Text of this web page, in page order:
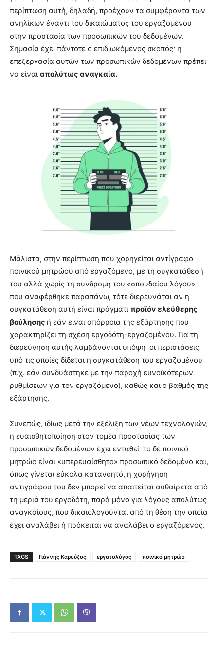
περίπτωση αυτή, δηλαδή, προέχουν τα συμφέροντα των
ανηλίκων έναντι του δικαιώματος του εργαζομένου
στην προστασία των προσωπικών του δεδομένων.
Σημασία έχει πάντοτε ο επιδιωκόμενος σκοπός· η
επεξεργασία αυτών των προσωπικών δεδομένων πρέπει
να είναι απολύτως αναγκαία.
Μάλιστα, στην περίπτωση που χορηγείται αντίγραφο
ποινικού μητρώου από εργαζόμενο, με τη συγκατάθεσή
του αλλά χωρίς τη συνδρομή του «σπουδαίου λόγου»
που αναφέρθηκε παραπάνω, τότε διερευνάται αν η
συγκατάθεση αυτή είναι πράγματι προϊόν ελεύθερης
βούλησης ή εάν είναι απόρροια της εξάρτησης που
χαρακτηρίζει τη σχέση εργοδότη-εργαζομένου. Για τη
διερεύνηση αυτής λαμβάνονται υπόψη οι περιστάσεις
υπό τις οποίες δίδεται η συγκατάθεση του εργαζομένου
(π.χ. εάν συνδυάστηκε με την παροχή ευνοϊκότερων
ρυθμίσεων για τον εργαζόμενο), καθώς και ο βαθμός της
εξάρτησης.
Συνεπώς, ιδίως μετά την εξέλιξη των νέων τεχνολογιών,
η ευαισθητοποίηση στον τομέα προστασίας των
προσωπικών δεδομένων έχει ενταθεί· το δε ποινικό
μητρώο είναι «υπερευαίσθητο» προσωπικό δεδομένο και,
όπως γίνεται εύκολα κατανοητό, η χορήγηση
αντιγράφου του δεν μπορεί να απαιτείται αυθαίρετα από
τη μεριά του εργοδότη, παρά μόνο για λόγους απολύτως
αναγκαίους, που δικαιολογούνται από τη θέση την οποία
έχει αναλάβει ή πρόκειται να αναλάβει ο εργαζόμενος.
TAGS Γιάννης Καρούζος εργατολόγος ποινικό μητρώο